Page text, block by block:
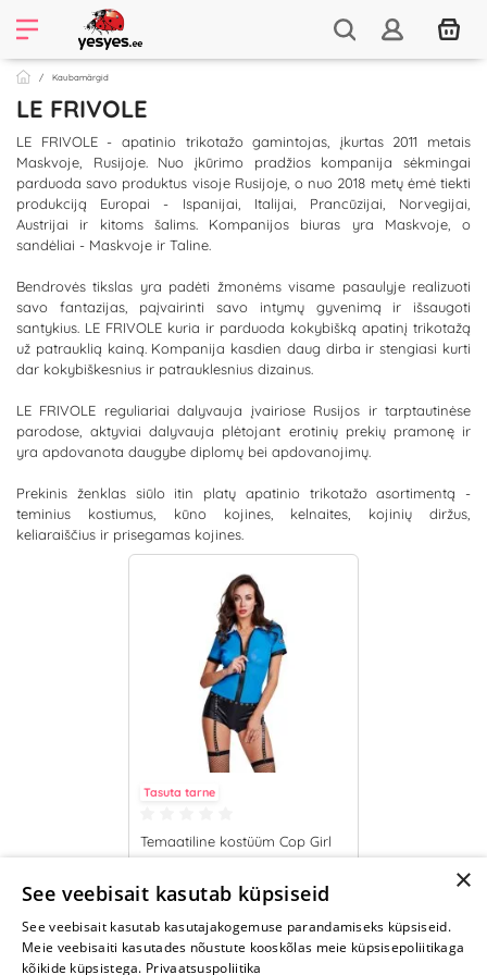
Kaubamärgid
LE FRIVOLE
LE FRIVOLE - apatinio trikotažo gamintojas, įkurtas 2011 metais
Maskvoje, Rusijoje. Nuo įkūrimo pradžios kompanija sėkmingai
parduoda savo produktus visoje Rusijoje, o nuo 2018 metų ėmė tiekti
produkciją Europai - Ispanijai, Italijai, Prancūzijai, Norvegijai,
Austrijai ir kitoms šalims. Kompanijos biuras yra Maskvoje, o
sandėliai - Maskvoje ir Taline.
Bendrovės tikslas yra padėti žmonėms visame pasaulyje realizuoti
savo fantazijas, paįvairinti savo intymų gyvenimą ir išsaugoti
santykius. LE FRIVOLE kuria ir parduoda kokybišką apatinį trikotažą
už patrauklią kainą. Kompanija kasdien daug dirba ir stengiasi kurti
dar kokybiškesnius ir patrauklesnius dizainus.
LE FRIVOLE reguliariai dalyvauja įvairiose Rusijos ir tarptautinėse
parodose, aktyviai dalyvauja plėtojant erotinių prekių pramonę ir
yra apdovanota daugybe diplomų bei apdovanojimų.
Prekinis ženklas siūlo itin platų apatinio trikotažo asortimentą -
teminius kostiumus, kūno kojines, kelnaites, kojinių diržus,
keliaraiščius ir prisegamas kojines.
Tasuta tarne
Temaatiline kostüüm Cop Girl
73.95 €
LISA OSTUKORVI
×
See veebisait kasutab küpsiseid
See veebisait kasutab kasutajakogemuse parandamiseks küpsiseid.
Meie veebisaiti kasutades nõustute kooskõlas meie küpsisepoliitikaga
kõikide küpsistega. Privaatsuspoliitika